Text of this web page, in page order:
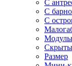
С
С
С
Размер